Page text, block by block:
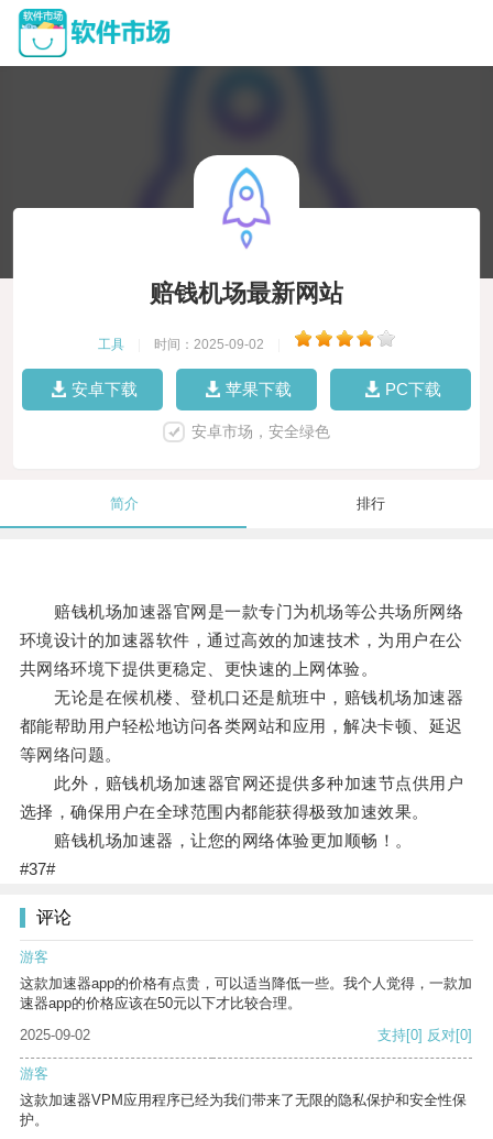
赔钱机场最新网站
工具 时间：2025-09-02
安卓下载 苹果下载 PC下载
安卓市场，安全绿色
简介 排行
赔钱机场加速器官网是一款专门为机场等公共场所网络
环境设计的加速器软件，通过高效的加速技术，为用户在公
共网络环境下提供更稳定、更快速的上网体验。
无论是在候机楼、登机口还是航班中，赔钱机场加速器
都能帮助用户轻松地访问各类网站和应用，解决卡顿、延迟
等网络问题。
此外，赔钱机场加速器官网还提供多种加速节点供用户
选择，确保用户在全球范围内都能获得极致加速效果。
赔钱机场加速器，让您的网络体验更加顺畅！。
#37#
评论
游客
这款加速器app的价格有点贵，可以适当降低一些。我个人觉得，一款加
速器app的价格应该在50元以下才比较合理。
2025-09-02
支持[0] 反对[0]
游客
这款加速器VPM应用程序已经为我们带来了无限的隐私保护和安全性保
护。